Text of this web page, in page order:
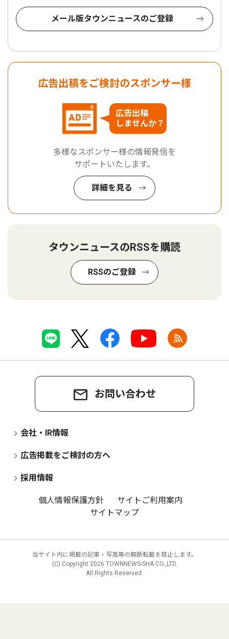
メール版タウンニュースのご登録
広告出稿をご検討のスポンサー様
広告出稿
しませんか？
多様なスポンサー様の情報発信を
サポートいたします。
詳細を見る
タウンニュースのRSSを購読
RSSのご登録
お問い合わせ
会社・IR情報
広告掲載をご検討の方へ
採用情報
個人情報保護方針
サイトご利用案内
サイトマップ
当サイト内に掲載の記事・写真等の無断転載を禁止します。
(C) Copyright 2026 TOWNNEWS-SHA CO.,LTD.
All Rights Reserved.